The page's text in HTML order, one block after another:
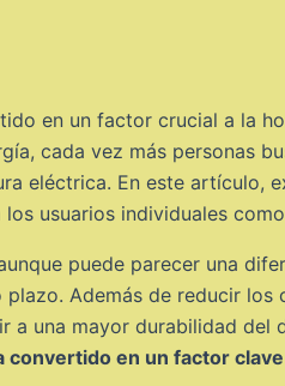
en un factor crucial a la
cada vez más personas
eléctrica. En este artículo,
usuarios individuales
puede parecer una
Además de reducir
a una mayor durabilidad
convertido en un factor